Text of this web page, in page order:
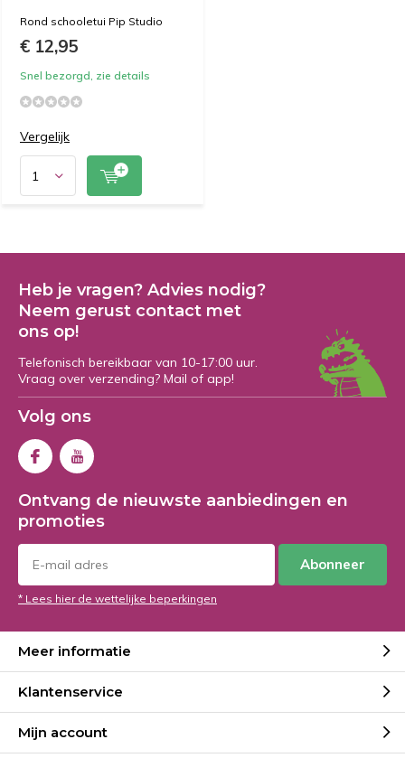
Rond schooletui Pip Studio
€ 12,95
Snel bezorgd, zie details
Vergelijk
Heb je vragen? Advies nodig?
Neem gerust contact met
ons op!
Telefonisch bereikbaar van 10-17:00 uur.
Vraag over verzending? Mail of app!
Volg ons
Ontvang de nieuwste aanbiedingen en
promoties
Abonneer
* Lees hier de wettelijke beperkingen
Meer informatie
Klantenservice
Mijn account